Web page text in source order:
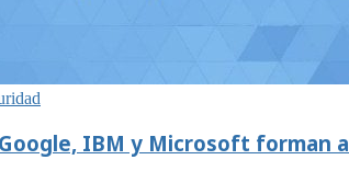
Google, IBM y Microsoft